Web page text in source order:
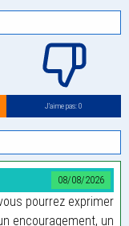
J’aime pas: 0
08/08/2026
pourrez exprimer
encouragement, un